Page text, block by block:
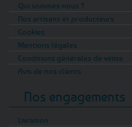
Qui sommes-nous ?
Nos artisans et producteurs
Cookies
Mentions légales
Conditions générales de vente
Avis de nos clients
Nos engagements
Livraison